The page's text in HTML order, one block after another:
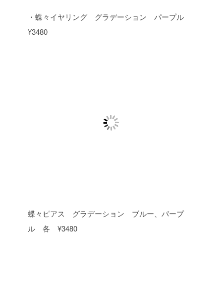
・蝶々イヤリング グラデーション パープル
¥3480
蝶々ピアス グラデーション ブルー、パープ
ル 各 ¥3480